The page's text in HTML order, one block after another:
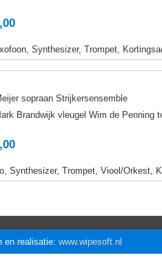
Synthesizer, Trompet,
sopraan Strijkersensemble
Brandwijk vleugel Wim de Penning
Synthesizer, Trompet, Viool/Orkest,
en realisatie: www.wipesoft.nl